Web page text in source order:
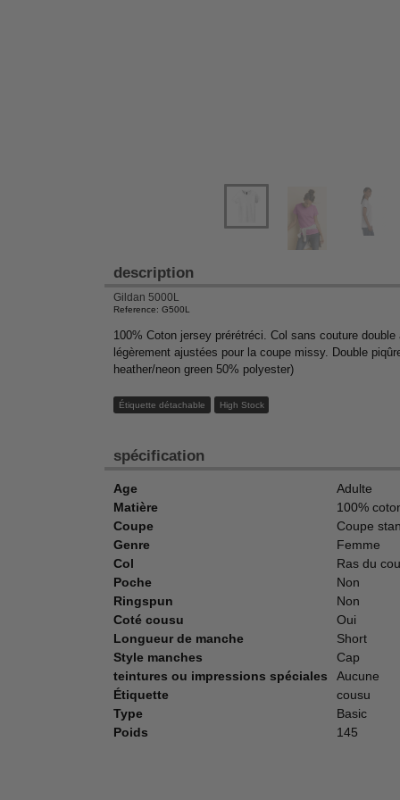
description
Gildan 5000L
Reference: G500L
100% Coton jersey prérétréci. Col sans couture
légèrement ajustées pour la coupe missy. Double
heather/neon green 50% polyester)
Étiquette détachable High Stock
spécification
Age
Adulte
Matière
100%
Coupe
Coupe
Genre
Femme
Col
Ras du cou
Poche
Non
Ringspun
Non
Coté cousu
Oui
Longueur de manche
Short
Style manches
Cap
teintures ou impressions spéciales
Aucune
Étiquette
cousu
Type
Basic
Poids
145